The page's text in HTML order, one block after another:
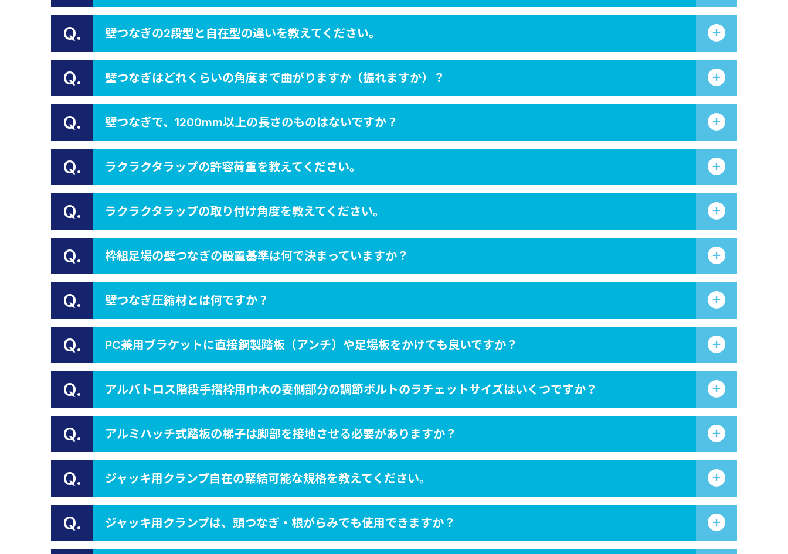
Q. 壁つなぎの2段型と自在型の違いを教えてください。
Q. 壁つなぎはどれくらいの角度まで曲がりますか（振れますか）？
Q. 壁つなぎで、1200mm以上の長さのものはないですか？
Q. ラクラクタラップの許容荷重を教えてください。
Q. ラクラクタラップの取り付け角度を教えてください。
Q. 枠組足場の壁つなぎの設置基準は何で決まっていますか？
Q. 壁つなぎ圧縮材とは何ですか？
Q. PC兼用ブラケットに直接鋼製踏板（アンチ）や足場板をかけても良いですか？
Q. アルバトロス階段手摺枠用巾木の妻側部分の調節ボルトのラチェットサイズはいくつですか？
Q. アルミハッチ式踏板の梯子は脚部を接地させる必要がありますか？
Q. ジャッキ用クランプ自在の緊結可能な規格を教えてください。
Q. ジャッキ用クランプは、頭つなぎ・根がらみでも使用できますか？